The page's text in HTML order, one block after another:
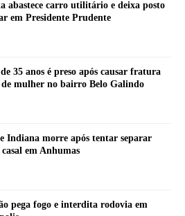
abastece carro utilitário e deixa posto
em Presidente Prudente
35 anos é preso após causar fratura
mulher no bairro Belo Galindo
Indiana morre após tentar separar
em Anhumas
pega fogo e interdita rodovia em